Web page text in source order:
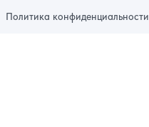
Политика конфиденциальности